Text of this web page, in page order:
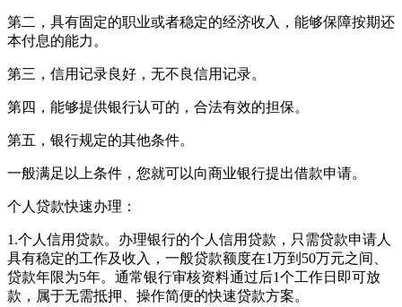
第二，具有固定的职业或者稳定的经济收入，能够保障按期还
本付息的能力。
第三，信用记录良好，无不良信用记录。
第四，能够提供银行认可的，合法有效的担保。
第五，银行规定的其他条件。
一般满足以上条件，您就可以向商业银行提出借款申请。
个人贷款快速办理：
1.个人信用贷款。办理银行的个人信用贷款，只需贷款申请人
具有稳定的工作及收入，一般贷款额度在1万到50万元之间、
贷款年限为5年。通常银行审核资料通过后1个工作日即可放
款，属于无需抵押、操作简便的快速贷款方案。